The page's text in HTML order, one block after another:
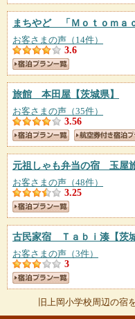
まちやど 「Ｍｏｔｏｍａ
お客さまの声（14件）
3.6
旅館 本田屋 【茨城県】
お客さまの声（35件）
3.56
元祖しゃも弁当の宿 玉屋
お客さまの声（48件）
3.25
古民家宿 Ｔａｂｉ湊【茨
お客さまの声（3件）
3
旧上岡小学校周辺の宿